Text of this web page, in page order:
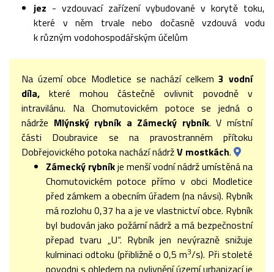
jez - vzdouvací zařízení vybudované v korytě toku,
které v něm trvale nebo dočasně vzdouvá vodu
k různým vodohospodářským účelům
Na území obce Modletice se nachází celkem3 vodní
díla, které mohou částečně ovlivnit povodně v
intravilánu. Na Chomutovickém potoce se jedná o
nádrže Mlýnský rybník a Zámecký rybník. V místní
části Doubravice se na pravostranném přítoku
Dobřejovického potoka nachází nádržV mostkách.
Zámecký rybníkje menší vodní nádrž umístěná na
Chomutovickém potoce přímo v obci Modletice
před zámkem a obecním úřadem (na návsi). Rybník
má rozlohu 0,37 ha a je ve vlastnictví obce. Rybník
byl budován jako požární nádrž a má bezpečnostní
přepad tvaru „U“. Rybník jen nevýrazně snižuje
kulminaci odtoku (přibližně o 0,5 m3/s). Při stoleté